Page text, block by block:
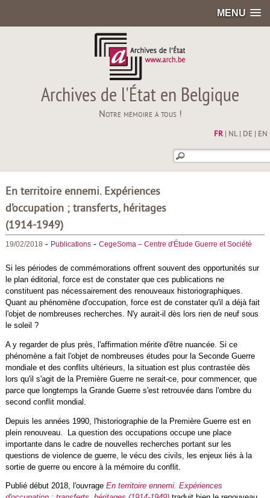
MENU
Archives de l'État en Belgique
Notre mémoire à tous !
FR| NL| DE EN
En territoire ennemi. Expériences
d’occupation ; transferts, héritages
(1914-1949)
19/02/2018 - Publications- CegeSoma – Centre d'Étude Guerre et Société
Si les périodes de commémorations offrent souvent des opportunités sur
le plan éditorial, force est de constater que ces publications ne
constituent pas nécessairement des renouveaux historiographiques.
Quant au phénomène d'occupation, force est de constater qu'il a déjà fait
l'objet de nombreuses recherches. N'y aurait-il dès lors rien de neuf sous
le soleil ?
A y regarder de plus près, l'affirmation mérite d'être nuancée. Si ce
phénomène a fait l'objet de nombreuses études pour la Seconde Guerre
mondiale et des conflits ultérieurs, la situation est plus contrastée dès
lors qu'il s'agit de la Première Guerre ne serait-ce, pour commencer, que
parce que longtemps la Grande Guerre s'est retrouvée dans l'ombre du
second conflit mondial.
Depuis les années 1990, l'historiographie de la Première Guerre est en
plein renouveau. La question des occupations occupe une place
importante dans le cadre de nouvelles recherches portant sur les
questions de violence de guerre, le vécu des civils, les enjeux liés à la
sortie de guerre ou encore à la mémoire du conflit.
Publié début 2018, l'ouvrage En territoire ennemi. Expériences